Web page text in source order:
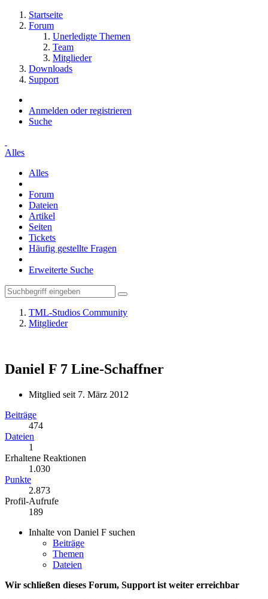
Startseite
Forum
Unerledigte Themen
Team
Mitglieder
Downloads
Support
Anmelden oder registrieren
Suche
Alles
Alles
Forum
Dateien
Artikel
Seiten
Tickets
Häufig gestellte Fragen
Erweiterte Suche
TML-Studios Community
Mitglieder
Daniel F 7 Line-Schaffner
Mitglied seit 7. März 2012
Beiträge
474
Dateien
1
Erhaltene Reaktionen
1.030
Punkte
2.873
Profil-Aufrufe
189
Inhalte von Daniel F suchen
Beiträge
Themen
Dateien
Wir schließen dieses Forum, Support ist weiter erreichbar